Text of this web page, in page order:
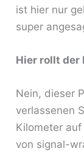
ist hier nur
super
Hier rollt der
Nein, dieser
verlassenen
Kilometer
von signal-